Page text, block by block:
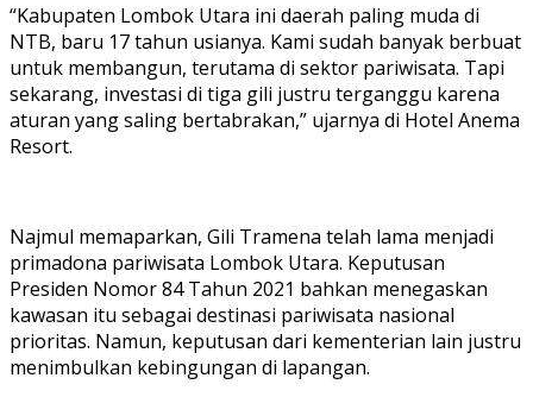
“Kabupaten Lombok Utara ini daerah paling muda di
NTB, baru 17 tahun usianya. Kami sudah banyak berbuat
untuk membangun, terutama di sektor pariwisata. Tapi
sekarang, investasi di tiga gili justru terganggu karena
aturan yang saling bertabrakan,” ujarnya di Hotel Anema
Resort.
Najmul memaparkan, Gili Tramena telah lama menjadi
primadona pariwisata Lombok Utara. Keputusan
Presiden Nomor 84 Tahun 2021 bahkan menegaskan
kawasan itu sebagai destinasi pariwisata nasional
prioritas. Namun, keputusan dari kementerian lain justru
menimbulkan kebingungan di lapangan.